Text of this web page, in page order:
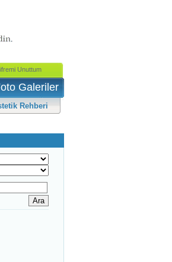
Galeriler
Rehberi